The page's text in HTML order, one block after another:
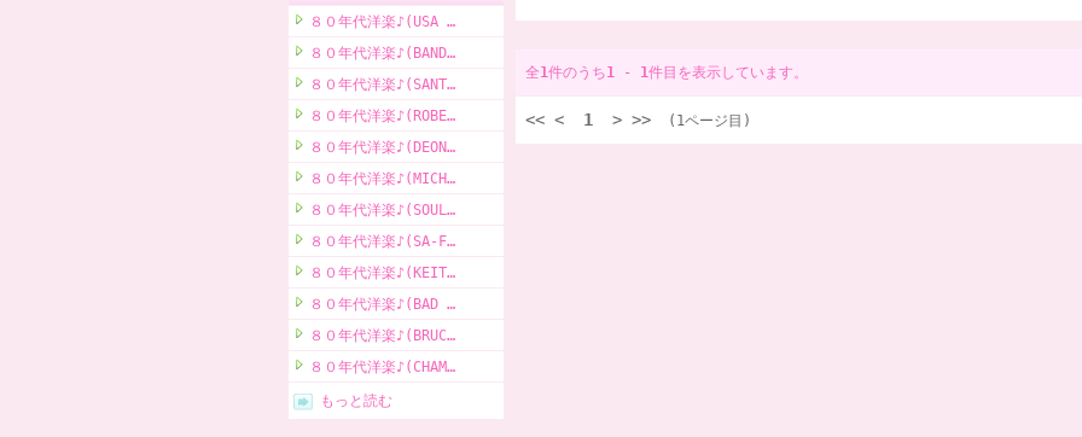
８０年代洋楽♪(USA …
８０年代洋楽♪(BAND…
８０年代洋楽♪(SANT…
８０年代洋楽♪(ROBE…
８０年代洋楽♪(DEON…
８０年代洋楽♪(MICH…
８０年代洋楽♪(SOUL…
８０年代洋楽♪(SA-F…
８０年代洋楽♪(KEIT…
８０年代洋楽♪(BAD …
８０年代洋楽♪(BRUC…
８０年代洋楽♪(CHAM…
もっと読む
全1件のうち1 - 1件目を表示しています。
<< < 1 > >> (1ページ目)